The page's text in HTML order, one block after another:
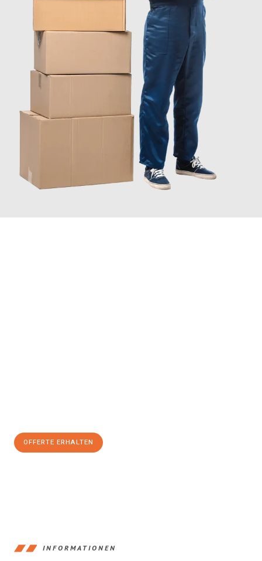
OFFERTE ERHALTEN
INFORMATIONEN